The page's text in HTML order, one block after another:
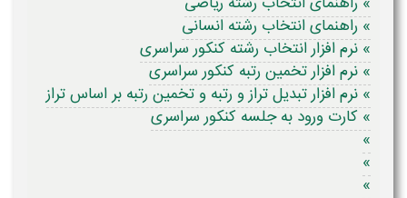
» راهنمای انتخاب رشته انسانی
» نرم افزار انتخاب رشته کنکور سراسری
» نرم افزار تخمین رتبه کنکور سراسری
» نرم افزار تبدیل تراز و رتبه و تخمین رتبه بر اساس تراز
» کارت ورود به جلسه کنکور سراسری
»
»
»